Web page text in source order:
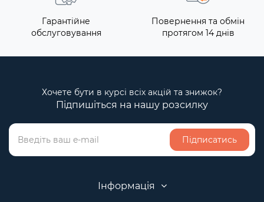
Гарантійне
обслуговування
Повернення та обмін
протягом 14 днів
Хочете бути в курсі всіх акцій та знижок?
Підпишіться на нашу розсилку
Підписатись
Інформація